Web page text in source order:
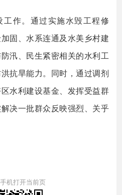
作。通过实施水毁工程修
固、水系连通及水美乡村建
汛、民生紧密相关的水利工
抗旱能力。同时，通过调剂
水利建设基金、发挥受益群
决一批群众反映强烈、关乎
机打开当前页